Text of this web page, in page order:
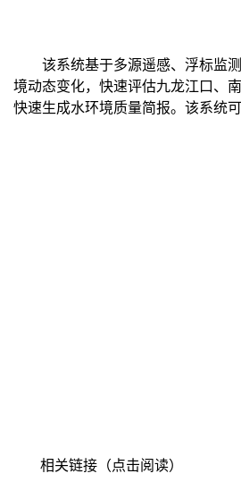
该系统基于多源遥感、浮标监
境动态变化，快速评估九龙江口、
快速生成水环境质量简报。该系统
相关链接（点击阅读）